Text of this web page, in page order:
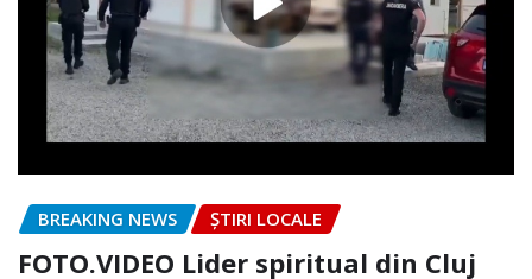
BREAKING NEWS ȘTIRI LOCALE
FOTO.VIDEO Lider spiritual din Cluj